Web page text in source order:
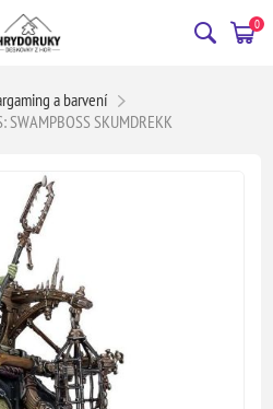
0
a barvení
SWAMPBOSS SKUMDREKK